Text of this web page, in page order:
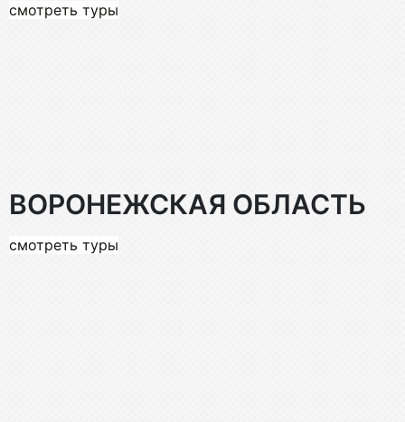
смотреть туры
ВОРОНЕЖСКАЯ ОБЛАСТЬ
смотреть туры